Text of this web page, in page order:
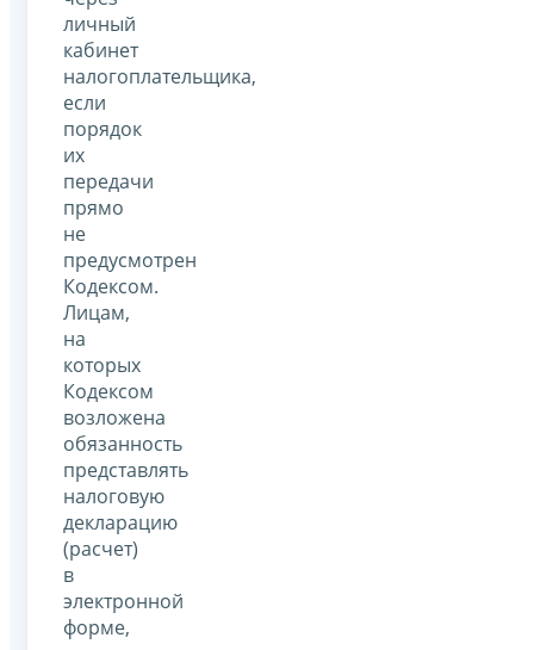
личный
кабинет
налогоплательщика,
если
порядок
их
передачи
прямо
не
предусмотрен
Кодексом.
Лицам,
на
которых
Кодексом
возложена
обязанность
представлять
налоговую
декларацию
(расчет)
в
электронной
форме,